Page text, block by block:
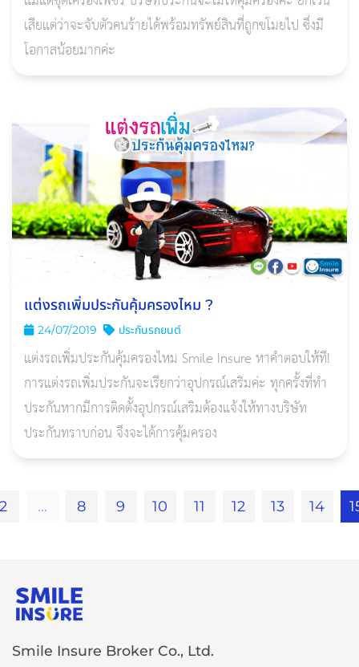
เสียแต่ว่าจะจับตัวคนร้ายได้พร้อมทรัพย์สินที่ถูกขโมยไป ซึ่งมี
โอกาสน้อยมากค่ะ
แต่งรถเพิ่มประกันคุ้มครองไหม ?
24/07/2019 ประกันรถยนต์
แต่งรถเพิ่มประกันคุ้มครองไหม Smile Insure หาคำตอบให้ที!
การแต่งรถเพิ่มประกันจะเรียกว่าอุปกรณ์เสริมค่ะ ทุกครั้งที่ทำ
ประกันหากมีการติดตั้งอุปกรณ์เสริมต้องแจ้งให้ทางบริษัท
ประกันทราบก่อน จึงจะได้การคุ้มครอง
... 8 9 10 11 12 13 14
Smile Insure Broker Co., Ltd.